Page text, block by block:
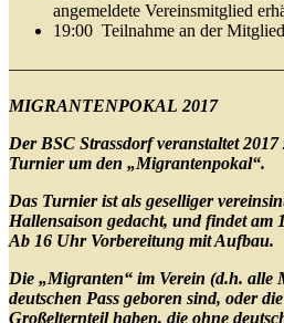
angemeldete Vereinsmitglied
19:00 Teilnahme an der
MIGRANTENPOKAL 2017
Der BSC Strassdorf veranstaltet
Turnier um den „Migrantenpokal“.
Das Turnier ist als geselliger
Hallensaison gedacht, und findet am
Ab 16 Uhr Vorbereitung mit Aufbau.
Die „Migranten“ im Verein (d.h. alle
deutschen Pass geboren sind, oder
Großelternteil haben, die ohne